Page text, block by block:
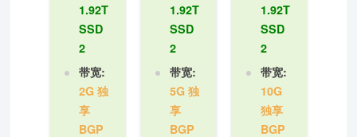
1.92T
SSD
2
带宽:
2G 独
享
BGP
1.92T
SSD
2
带宽:
5G 独
享
BGP
1.92T
SSD
2
带宽:
10G
独享
BGP